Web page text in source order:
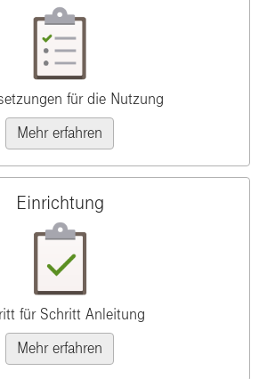
für die Nutzung
Mehr erfahren
Einrichtung
für Schritt Anleitung
Mehr erfahren